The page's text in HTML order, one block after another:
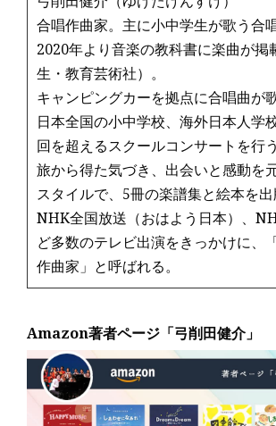
合唱作曲家。主に小中学生が歌う合
2020年より音楽の教科書に楽曲が掲
生・教育芸術社）。
キャンピングカーを拠点に合唱曲が
日本全国の小中学校、海外日本人学
回を超えるスクールコンサートを行う
旅から得た気づき、出会いと感動を
スタイルで、5冊の楽譜集と絵本を出
NHK全国放送（おはよう日本）、
ど多数のテレビ出演をきっかけに、
作曲家」と呼ばれる。
Amazon著者ページ「弓削田健介」